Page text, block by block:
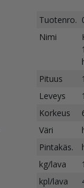
Tuotenro.
Nimi
Pituus
Leveys
Korkeus
Väri
Pintakäs.
kg/lava
kpl/lava